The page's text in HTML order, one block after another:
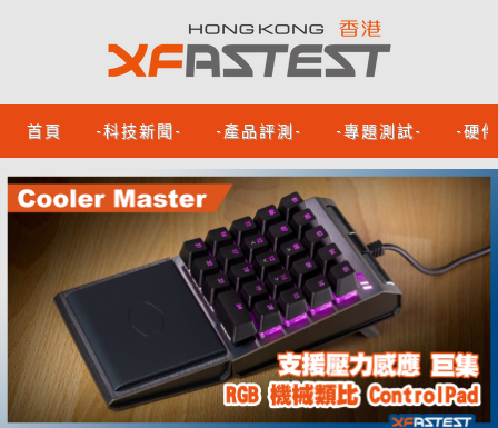
首頁 -科技新聞- -產品評測- -專題測試- -硬